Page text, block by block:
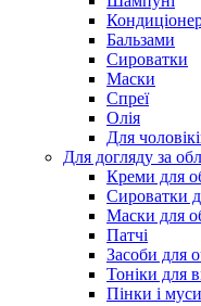
Бальзами
Сироватки
Маски
Спреї
Олія
Для
Для догляду за
Креми для
Сироватки
Маски для
Патчі
Засоби для
Тоніки для
Пінки і